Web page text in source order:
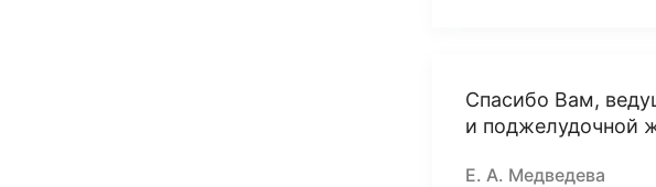
Спасибо Вам,
и поджелудочной
Е. А. Медведева